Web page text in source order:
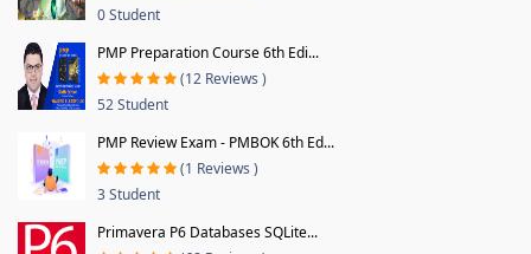
0 Student
PMP Preparation Course 6th Edi...
(12 Reviews )
52 Student
PMP Review Exam - PMBOK 6th Ed...
(1 Reviews )
3 Student
Primavera P6 Databases SQLite...